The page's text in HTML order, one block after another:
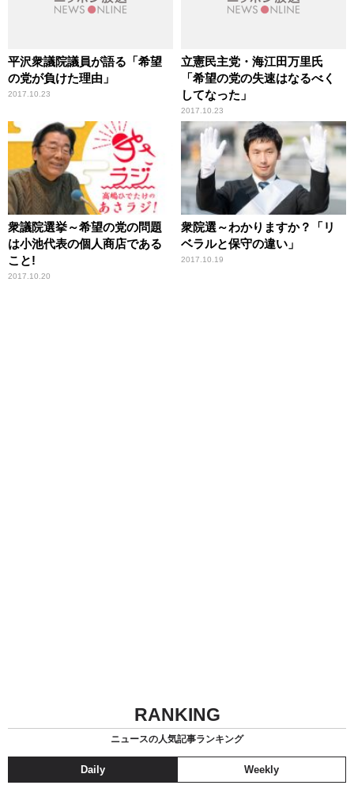
平沢衆議院議員が語る「希望
の党が負けた理由」
2017.10.23
立憲民主党・海江田万里氏
「希望の党の失速はなるべく
してなった」
2017.10.23
衆議院選挙～希望の党の問題
は小池代表の個人商店である
こと!
2017.10.20
衆院選～わかりますか？「リ
ベラルと保守の違い」
2017.10.19
RANKING
ニュースの人気記事ランキング
Daily Weekly